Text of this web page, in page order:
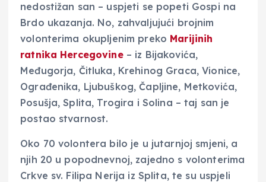
nedostižan san – uspjeti se popeti Gospi na
Brdo ukazanja. No, zahvaljujući brojnim
volonterima okupljenim preko Marijinih
ratnika Hercegovine– iz Bijakovića,
Međugorja, Čitluka, Krehinog Graca, Vionice,
Ograđenika, Ljubuškog, Čapljine, Metkovića,
Posušja, Splita, Trogira i Solina – taj san je
postao stvarnost.
Oko 70 volontera bilo je u jutarnjoj smjeni, a
njih 20 u popodnevnoj, zajedno s volonterima
Crkve sv. Filipa Nerija iz Splita, te su uspjeli